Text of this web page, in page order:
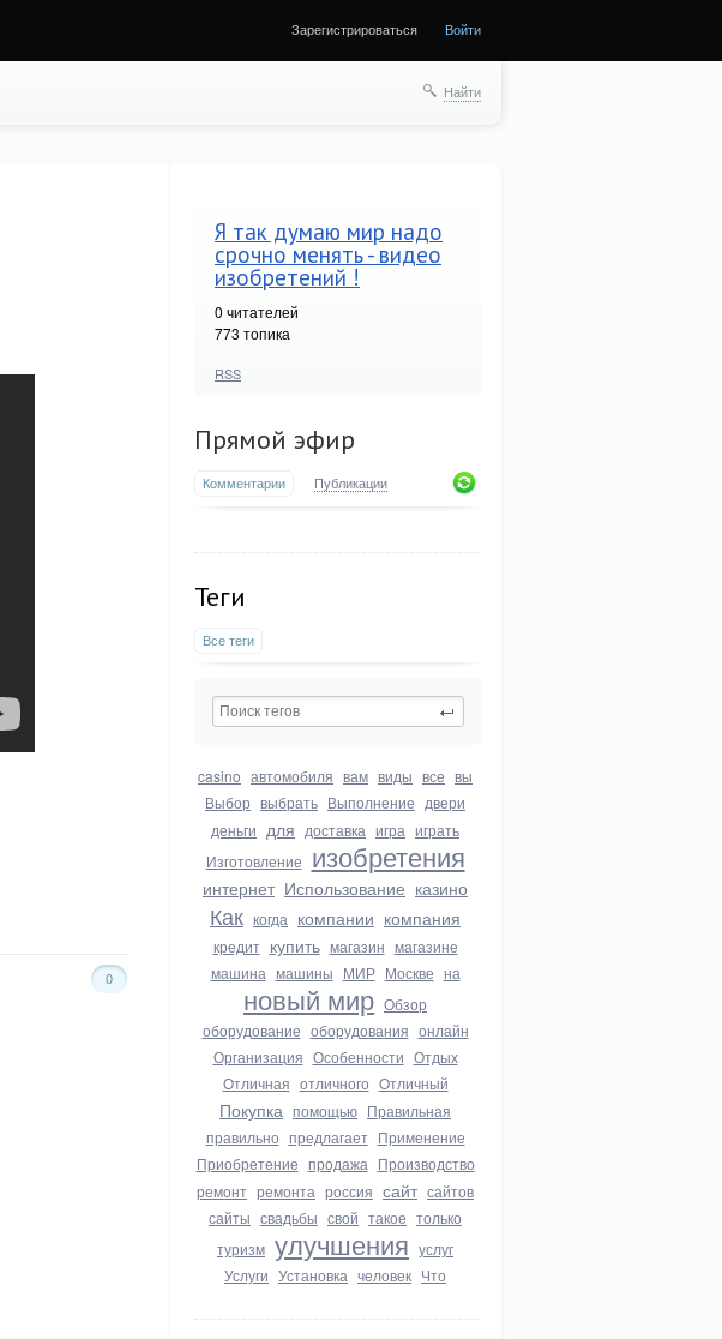
Зарегистрироваться Войти
Найти
Я так думаю мир надо
срочно менять - видео
изобретений !
0 читателей
773 топика
RSS
Прямой эфир
Комментарии Публикации
Теги
Все теги
casino автомобиля вам виды все вы
Выбор выбрать Выполнение двери
деньги для доставка игра играть
Изготовление изобретения
интернет Использование казино
Как когда компании компания
кредит купить магазин магазине
машина машины МИР Москве на
новый мир Обзор
оборудование оборудования онлайн
Организация Особенности Отдых
Отличная отличного Отличный
Покупка помощью Правильная
правильно предлагает Применение
Приобретение продажа Производство
ремонт ремонта россия сайт сайтов
сайты свадьбы свой такое только
туризм улучшения услуг
Услуги Установка человек Что
0